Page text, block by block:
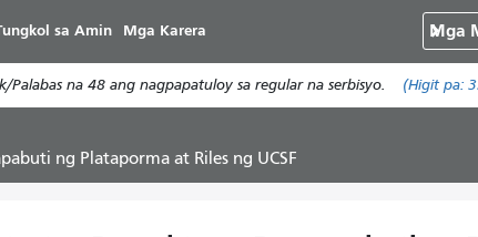
ang
pangunahing
nilalaman
sa Amin Mga Karera Mga
Palabas na 48 ang nagpapatuloy sa regular na serbisyo. (Higit pa:
ng Plataporma at Riles ng UCSF